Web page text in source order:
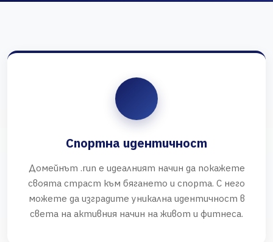
Спортна идентичност
Домейнът .run е идеалният начин да покажете
своята страст към бягането и спорта. С него
можете да изградите уникална идентичност в
света на активния начин на живот и фитнеса.